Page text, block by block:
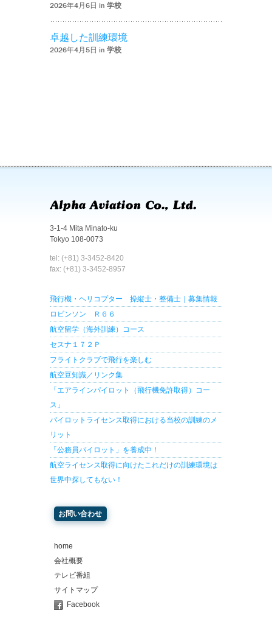
2026年4月6日 in 学校
卓越した訓練環境
2026年4月5日 in 学校
3-1-4 Mita Minato-ku
Tokyo 108-0073
tel: (+81) 3-3452-8420
fax: (+81) 3-3452-8957
飛行機・ヘリコプター 操縦士・整備士｜募集情報
ロビンソン Ｒ６６
航空留学（海外訓練）コース
セスナ１７２Ｐ
フライトクラブで飛行を楽しむ
航空豆知識／リンク集
「エアラインパイロット（飛行機免許取得）コー
ス」
パイロットライセンス取得における当校の訓練のメ
リット
「公務員パイロット」を養成中！
航空ライセンス取得に向けたこれだけの訓練環境は
世界中探してもない！
お問い合わせ
home
会社概要
テレビ番組
サイトマップ
Facebook